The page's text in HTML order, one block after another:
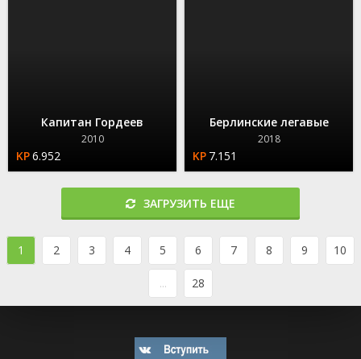
Капитан Гордеев
2010
6.952
Берлинские легавые
2018
7.151
ЗАГРУЗИТЬ ЕЩЕ
1 2 3 4 5 6 7 8 9 10
... 28